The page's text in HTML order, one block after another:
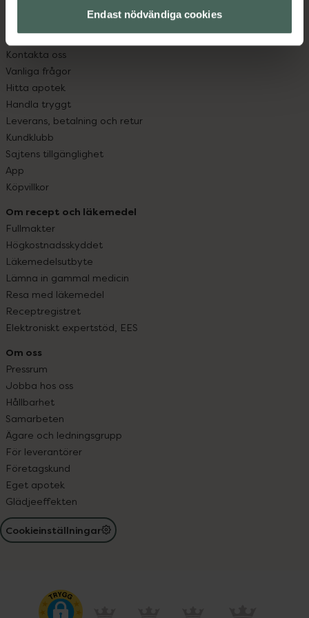
Endast nödvändiga cookies
Kundservice
Kontakta oss
Vanliga frågor
Hitta apotek
Handla tryggt
Leverans, betalning och retur
Kundklubb
Sajtens tillgänglighet
App
Köpvillkor
Om recept och läkemedel
Fullmakter
Högkostnadsskyddet
Läkemedelsutbyte
Lämna in gammal medicin
Resa med läkemedel
Receptregistret
Elektroniskt expertstöd, EES
Om oss
Pressrum
Jobba hos oss
Hållbarhet
Samarbeten
Ägare och ledningsgrupp
För leverantörer
Företagskund
Eget apotek
Glädjeeffekten
Cookieinställningar